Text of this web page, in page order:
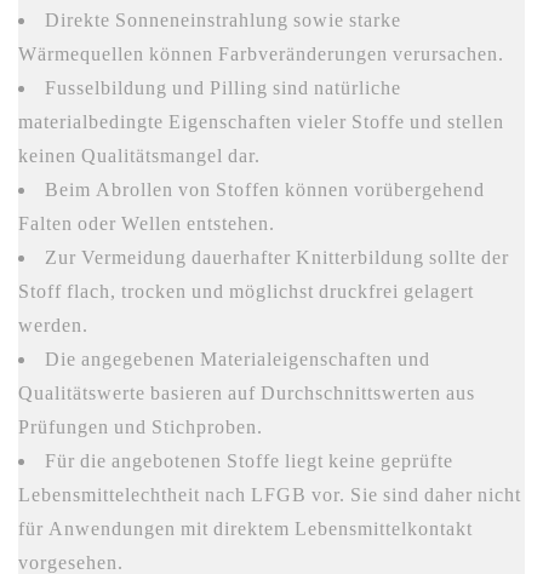
Direkte Sonneneinstrahlung sowie starke
Wärmequellen können Farbveränderungen verursachen.
Fusselbildung und Pilling sind natürliche
materialbedingte Eigenschaften vieler Stoffe und stellen
keinen Qualitätsmangel dar.
Beim Abrollen von Stoffen können vorübergehend
Falten oder Wellen entstehen.
Zur Vermeidung dauerhafter Knitterbildung sollte der
Stoff flach, trocken und möglichst druckfrei gelagert
werden.
Die angegebenen Materialeigenschaften und
Qualitätswerte basieren auf Durchschnittswerten aus
Prüfungen und Stichproben.
Für die angebotenen Stoffe liegt keine geprüfte
Lebensmittelechtheit nach LFGB vor. Sie sind daher nicht
für Anwendungen mit direktem Lebensmittelkontakt
vorgesehen.